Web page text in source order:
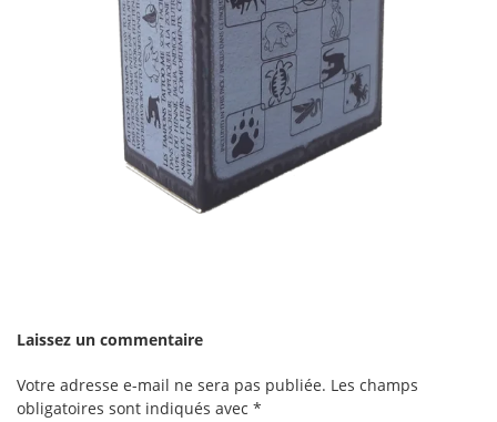
Laissez un commentaire
Votre adresse e-mail ne sera pas publiée. Les champs
obligatoires sont indiqués avec *